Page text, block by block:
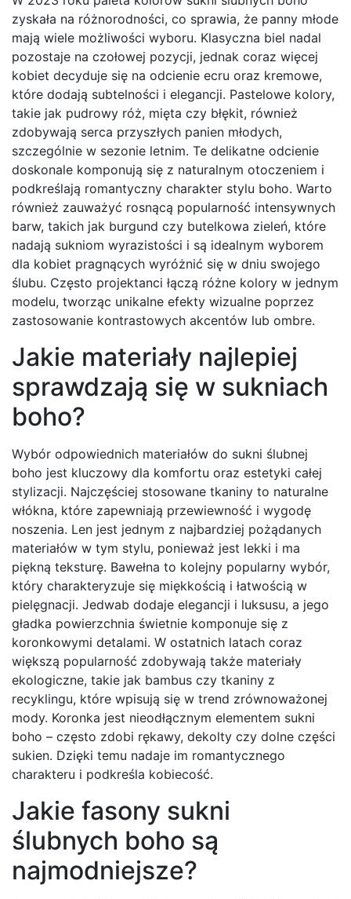
zyskała na różnorodności, co sprawia, że panny młode
mają wiele możliwości wyboru. Klasyczna biel nadal
pozostaje na czołowej pozycji, jednak coraz więcej
kobiet decyduje się na odcienie ecru oraz kremowe,
które dodają subtelności i elegancji. Pastelowe kolory,
takie jak pudrowy róż, mięta czy błękit, również
zdobywają serca przyszłych panien młodych,
szczególnie w sezonie letnim. Te delikatne odcienie
doskonale komponują się z naturalnym otoczeniem i
podkreślają romantyczny charakter stylu boho. Warto
również zauważyć rosnącą popularność intensywnych
barw, takich jak burgund czy butelkowa zieleń, które
nadają sukniom wyrazistości i są idealnym wyborem
dla kobiet pragnących wyróżnić się w dniu swojego
ślubu. Często projektanci łączą różne kolory w jednym
modelu, tworząc unikalne efekty wizualne poprzez
zastosowanie kontrastowych akcentów lub ombre.
Jakie materiały najlepiej
sprawdzają się w sukniach
boho?
Wybór odpowiednich materiałów do sukni ślubnej
boho jest kluczowy dla komfortu oraz estetyki całej
stylizacji. Najczęściej stosowane tkaniny to naturalne
włókna, które zapewniają przewiewność i wygodę
noszenia. Len jest jednym z najbardziej pożądanych
materiałów w tym stylu, ponieważ jest lekki i ma
piękną teksturę. Bawełna to kolejny popularny wybór,
który charakteryzuje się miękkością i łatwością w
pielęgnacji. Jedwab dodaje elegancji i luksusu, a jego
gładka powierzchnia świetnie komponuje się z
koronkowymi detalami. W ostatnich latach coraz
większą popularność zdobywają także materiały
ekologiczne, takie jak bambus czy tkaniny z
recyklingu, które wpisują się w trend zrównoważonej
mody. Koronka jest nieodłącznym elementem sukni
boho – często zdobi rękawy, dekolty czy dolne części
sukien. Dzięki temu nadaje im romantycznego
charakteru i podkreśla kobiecość.
Jakie fasony sukni
ślubnych boho są
najmodniejsze?